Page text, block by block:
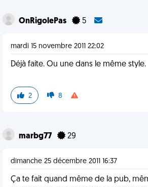
OnRigolePas 5
mardi 15 novembre 2011 22:02
Déjà faite. Ou une dans le même style.
2 8
marbg77 29
dimanche 25 décembre 2011 16:37
Ça te fait quand même de la pub,